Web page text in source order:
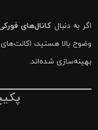
اگر به دنبال کانال‌های
وضوح بالا هستید،
بهینه‌سازی شده‌اند.